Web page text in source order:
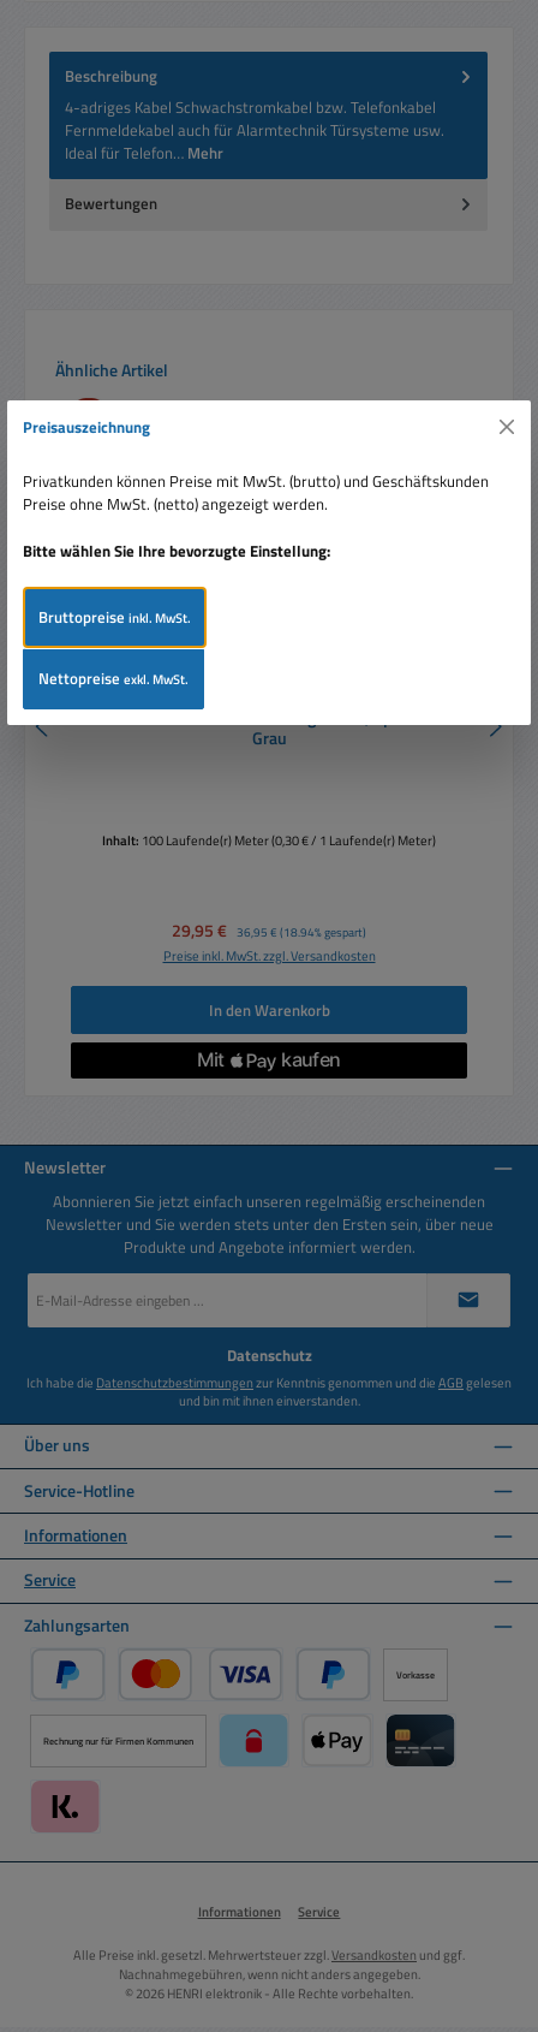
Beschreibung
4-adriges Kabel Schwachstromkabel bzw. Telefonkabel
Fernmeldekabel auch für Alarmtechnik Türsysteme usw.
Ideal für Telefon… Mehr
Bewertungen
Produktgalerie überspringen
Ähnliche Artikel
100m Schwachstromkabel 4adrig 2x2x0,6qmm JYY-ST
Grau
Inhalt: 100 Laufende(r) Meter(0,30 € / 1 Laufende(r) Meter)
Verkaufspreis:
29,95 € Regulärer Preis:
36,95 € (18.94% gespart)
Preise inkl. MwSt. zzgl. Versandkosten
In den Warenkorb
Newsletter
Abonnieren Sie jetzt einfach unseren regelmäßig erscheinenden
Newsletter und Sie werden stets unter den Ersten sein, über neue
Produkte und Angebote informiert werden.
Mail-
Datenschutz
Ich habe die Datenschutzbestimmungenzur Kenntnis genommen und dieAGBgelesen
und bin mit ihnen einverstanden.
Über uns
Service-Hotline
Informationen
Service
Zahlungsarten
PayPal Kredit- oder Debitkarte über PayPal
Später Bezahlen über PayPal
Vorkasse
Rechnung nur für Firmen Kommunen
Informationen Service
Alle Preise inkl. gesetzl. Mehrwertsteuer zzgl.Versandkosten und ggf.
Nachnahmegebühren, wenn nicht anders angegeben.
© 2026 HENRI elektronik - Alle Rechte vorbehalten.
Preisauszeichnung
Privatkunden können Preise mit MwSt. (brutto) und Geschäftskunden
Preise ohne MwSt. (netto) angezeigt werden.
Bitte wählen Sie Ihre bevorzugte Einstellung:
Bruttopreiseinkl. MwSt.
Nettopreiseexkl. MwSt.